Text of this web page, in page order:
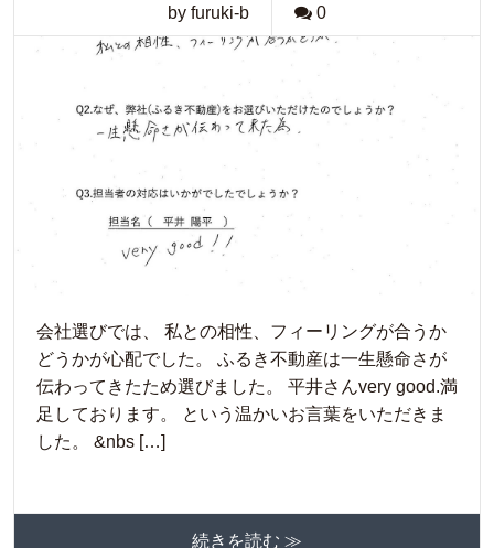
by furuki-b 0
会社選びでは、 私との相性、フィーリングが合うか
どうかが心配でした。 ふるき不動産は一生懸命さが
伝わってきたため選びました。 平井さんvery good.満
足しております。 という温かいお言葉をいただきま
した。 &nbs […]
続きを読む ≫